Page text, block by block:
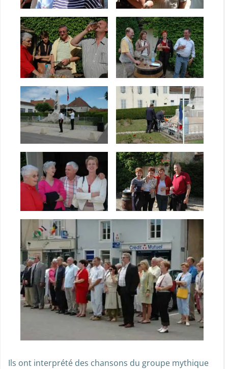
Ils ont interprété des chansons du groupe mythique